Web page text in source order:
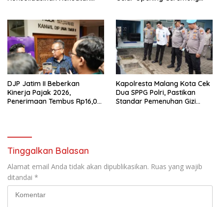
DJP Jatim II Beberkan
Kinerja Pajak 2026,
Penerimaan Tembus Rp16,08
Kapolresta Malang Kota Cek
Dua SPPG Polri, Pastikan
Standar Pemenuhan Gizi
Tinggalkan Balasan
Alamat email Anda tidak akan dipublikasikan. Ruas yang wajib
ditandai *